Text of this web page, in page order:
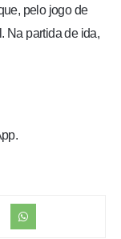
pelo jogo de
Na partida de ida,